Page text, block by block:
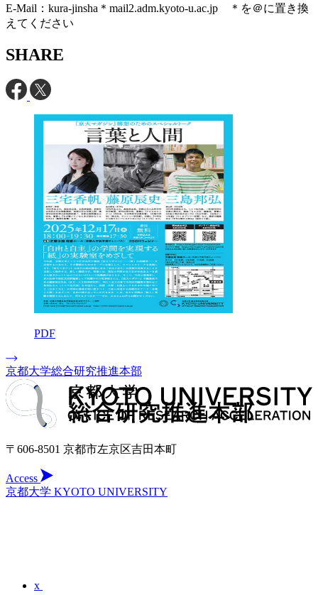
E-Mail：kura-jinsha＊mail2.adm.kyoto-u.ac.jp ＊を＠に置き換
えてください
SHARE
PDF
京都大学総合研究推進本部
〒606-8501 京都市左京区吉田本町
Access
京都大学 KYOTO UNIVERSITY
x